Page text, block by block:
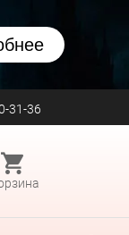
31-36